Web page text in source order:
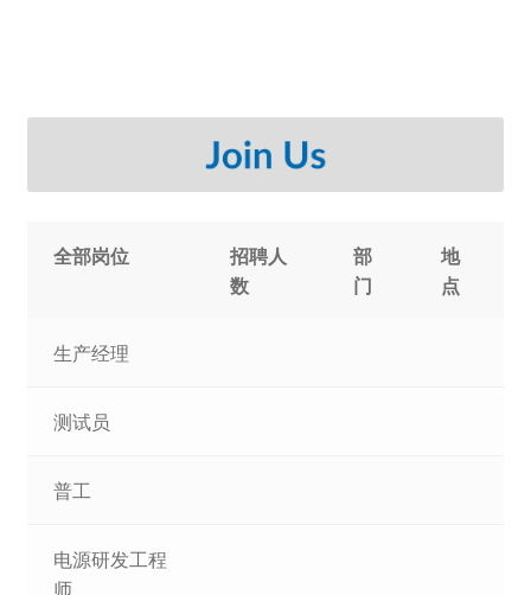
全部岗位
招聘人
数
部
门
地
点
生产经理
测试员
普工
电源研发工程
师